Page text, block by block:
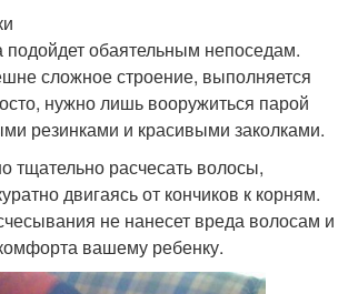
подойдет обаятельным непоседам.
сложное строение, выполняется
нужно лишь вооружиться парой
резинками и красивыми заколками.
тщательно расчесать волосы,
двигаясь от кончиков к корням.
не нанесет вреда волосам и
вашему ребенку.